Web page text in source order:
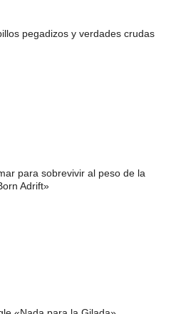
pegadizos y verdades crudas
para sobrevivir al peso de la
Adrift»